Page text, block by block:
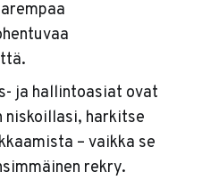
ja hallintoasiat ovat
niskoillasi, harkitse
– vaikka se
rekry.